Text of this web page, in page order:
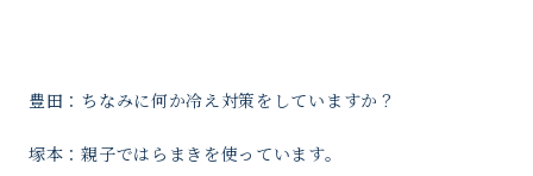
豊田：ちなみに何か冷え対策をしていますか？
塚本：親子ではらまきを使っています。